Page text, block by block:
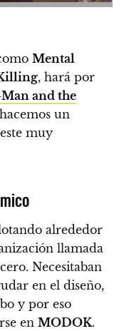
Mental
, hará por
and the
un
muy
alrededor
llamada
Necesitaban
en el diseño,
y por eso
en MODOK.